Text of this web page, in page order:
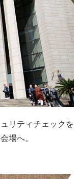
リティチェックを
場へ。